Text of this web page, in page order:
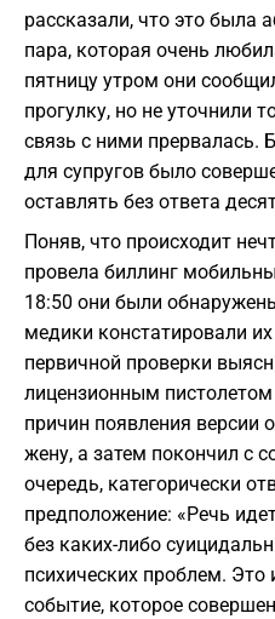
рассказали, что это была
пара, которая очень
пятницу утром они
прогулку, но не уточнили
связь с ними прервалась.
для супругов было
оставлять без ответа
Поняв, что происходит
провела биллинг
18:50 они были
медики констатировали
первичной проверки
лицензионным
причин появления версии
жену, а затем покончил с
очередь, категорически
предположение: «Речь
без каких-либо
психических проблем.
событие, которое